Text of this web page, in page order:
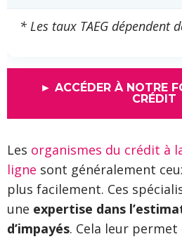
* Les taux TAEG
► ACCÉDER À NOTRE
CRÉDIT
Les organismes du crédit à
ligne sont généralement
plus facilement. Ces
une expertise dans
d’impayés. Cela leur